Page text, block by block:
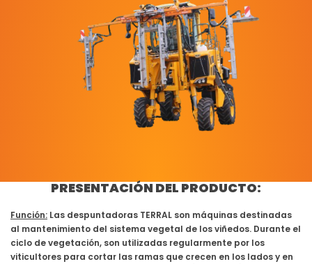
PRESENTACIÓN DEL PRODUCTO:
Función: Las despuntadoras TERRAL son máquinas destinadas
al mantenimiento del sistema vegetal de los viñedos. Durante el
ciclo de vegetación, son utilizadas regularmente por los
viticultores para cortar las ramas que crecen en los lados y en